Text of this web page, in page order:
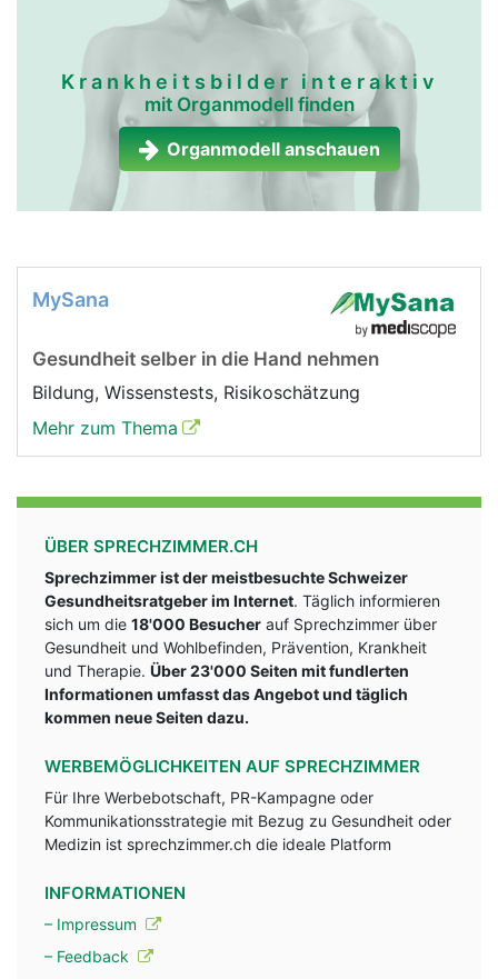
Krankheitsbilder interaktiv
mit Organmodell finden
Organmodell anschauen
MySana
Gesundheit selber in die Hand nehmen
Bildung, Wissenstests, Risikoschätzung
Mehr zum Thema
ÜBER SPRECHZIMMER.CH
Sprechzimmer ist der meistbesuchte Schweizer
Gesundheitsratgeber im Internet. Täglich informieren
sich um die 18'000 Besucher auf Sprechzimmer über
Gesundheit und Wohlbefinden, Prävention, Krankheit
und Therapie. Über 23'000 Seiten mit fundlerten
Informationen umfasst das Angebot und täglich
kommen neue Seiten dazu.
WERBEMÖGLICHKEITEN AUF SPRECHZIMMER
Für Ihre Werbebotschaft, PR-Kampagne oder
Kommunikationsstrategie mit Bezug zu Gesundheit oder
Medizin ist sprechzimmer.ch die ideale Platform
INFORMATIONEN
– Impressum
– Feedback